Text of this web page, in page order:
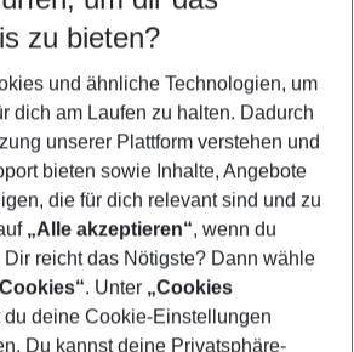
Costa Brava
Brava
Costa Brava für 2026
Brava
zu bieten?
und ähnliche Technologien, um
dich am Laufen zu halten. Dadurch
unserer Plattform verstehen und
bieten sowie Inhalte, Angebote
die für dich relevant sind und zu
„Alle akzeptieren“, wenn du
reicht das Nötigste? Dann wähle
. Unter „Cookies
du deine Cookie-Einstellungen
Du kannst deine Privatsphäre-